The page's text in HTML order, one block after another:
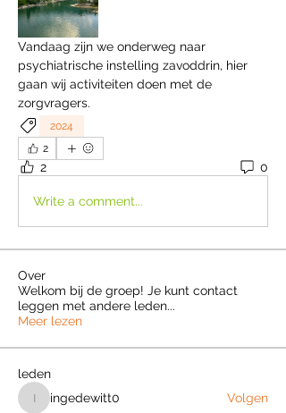
Vandaag zijn we onderweg naar
psychiatrische instelling zavoddrin, hier
gaan wij activiteiten doen met de
zorgvragers.
2024
2
2 0
Write a comment...
Over
Welkom bij de groep! Je kunt contact
leggen met andere leden...
Meer lezen
leden
ingedewitt0
ingedewitt0 Volgen